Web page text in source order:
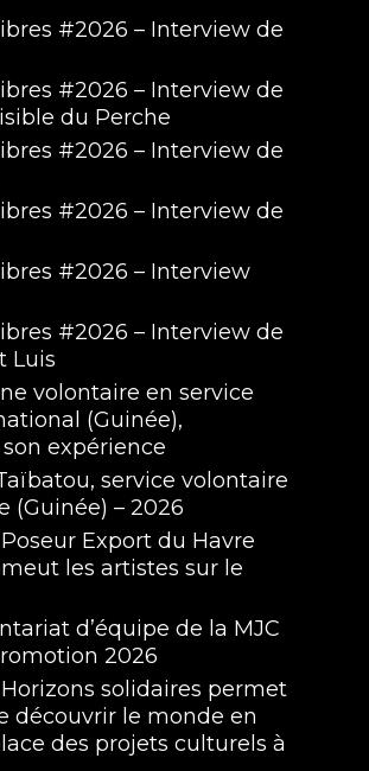
#2026 – Interview de
#2026 – Interview de
du Perche
#2026 – Interview de
#2026 – Interview de
#2026 – Interview
#2026 – Interview de
Luis
volontaire en service
(Guinée),
expérience
service volontaire
(Guinée) – 2026
Poseur Export du Havre
les artistes sur le
d’équipe de la MJC
2026
Horizons solidaires permet
découvrir le monde en
des projets culturels à